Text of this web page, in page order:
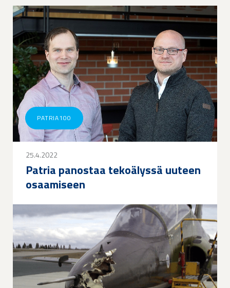
PATRIA100
25.4.2022
Patria panostaa tekoälyssä uuteen
osaamiseen